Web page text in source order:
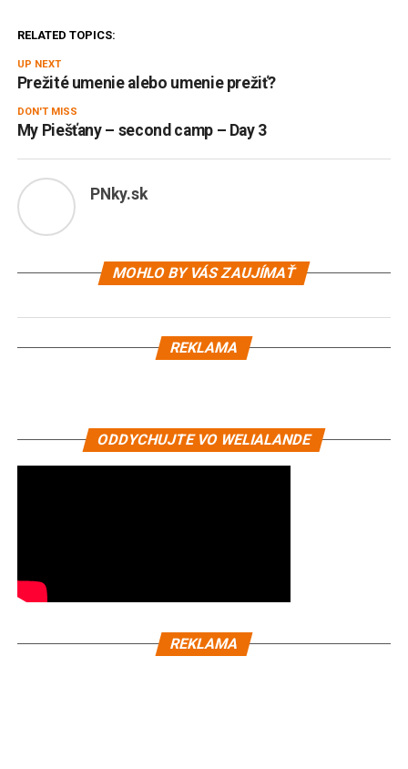
RELATED TOPICS:
UP NEXT
Prežité umenie alebo umenie prežiť?
DON'T MISS
My Piešťany – second camp – Day 3
PNky.sk
MOHLO BY VÁS ZAUJÍMAŤ
REKLAMA
ODDYCHUJTE VO WELIALANDE
REKLAMA